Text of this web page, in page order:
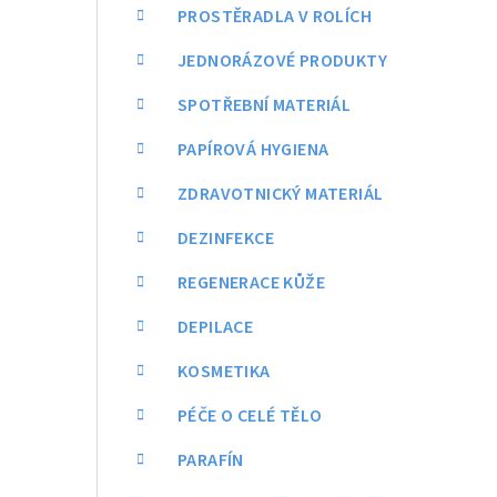
PROSTĚRADLA V ROLÍCH
JEDNORÁZOVÉ PRODUKTY
SPOTŘEBNÍ MATERIÁL
PAPÍROVÁ HYGIENA
ZDRAVOTNICKÝ MATERIÁL
DEZINFEKCE
REGENERACE KŮŽE
DEPILACE
KOSMETIKA
PÉČE O CELÉ TĚLO
PARAFÍN